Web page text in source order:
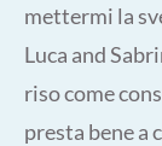
mettermi la
Luca and
riso come
presta bene a